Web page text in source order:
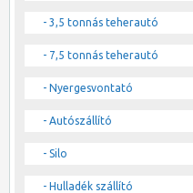
- 3,5 tonnás teherautó
- 7,5 tonnás teherautó
- Nyergesvontató
- Autószállító
- Silo
- Hulladék szállító